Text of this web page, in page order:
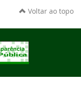
Voltar ao topo